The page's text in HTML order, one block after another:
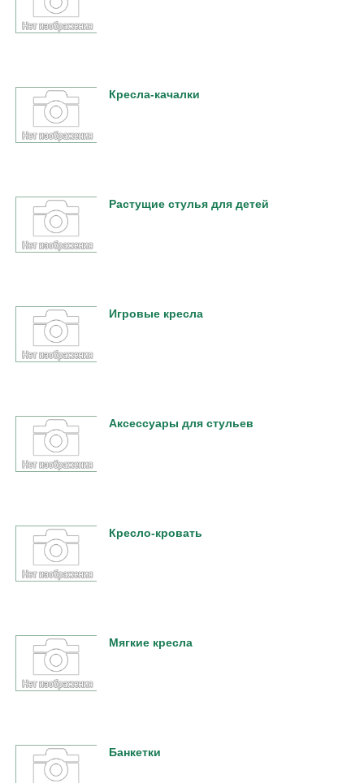
Кресла-качалки
Растущие стулья для детей
Игровые кресла
Аксессуары для стульев
Кресло-кровать
Мягкие кресла
Банкетки